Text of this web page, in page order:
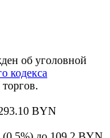
об уголовной
кодекса
BYN